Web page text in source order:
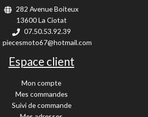
282 Avenue Boiteux
13600 La Ciotat
07.50.53.92.39
piecesmoto67@hotmail.com
Espace client
Mon compte
Mes commandes
Suivi de commande